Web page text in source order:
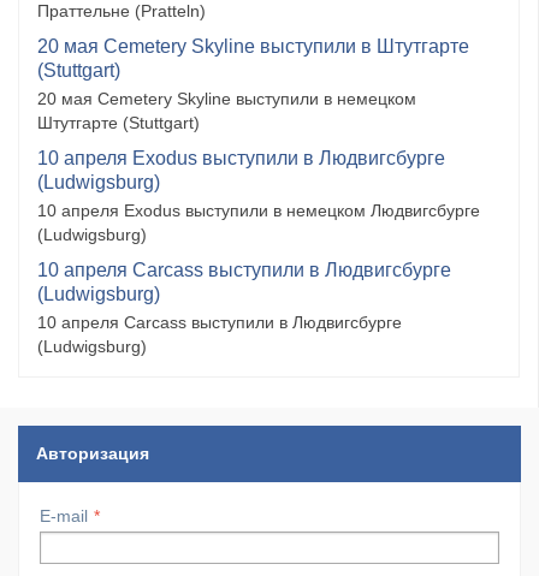
Праттельне (Pratteln)
20 мая Cemetery Skyline выступили в Штутгарте
(Stuttgart)
20 мая Cemetery Skyline выступили в немецком
Штутгарте (Stuttgart)
10 апреля Exodus выступили в Людвигсбурге
(Ludwigsburg)
10 апреля Exodus выступили в немецком Людвигсбурге
(Ludwigsburg)
10 апреля Carcass выступили в Людвигсбурге
(Ludwigsburg)
10 апреля Carcass выступили в Людвигсбурге
(Ludwigsburg)
Авторизация
E-mail